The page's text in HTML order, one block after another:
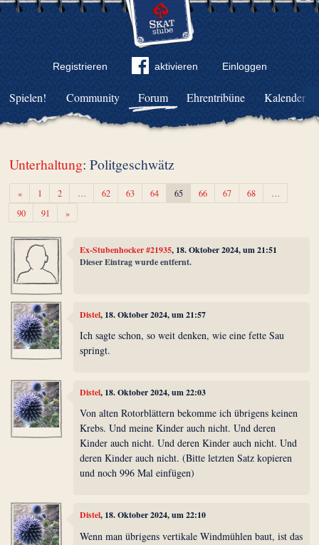
Registrieren aktivieren Einloggen
Community Forum Ehrentribüne Kalender
Spielen!
Unterhaltung: Politgeschwätz
«Zurück1 2 … 62 63 64 65 66 67 68
…
90
91 »Weiter
Ex-Stubenhocker #21935, 18. Oktober 2024, um 21:51
Dieser Eintrag wurde entfernt.
Distel, 18. Oktober 2024, um 21:57
Ich sagte schon, so weit denken, wie eine fette Sau
springt.
Distel, 18. Oktober 2024, um 22:03
Von alten Rotorblättern bekomme ich übrigens keinen
Krebs. Und meine Kinder auch nicht. Und deren
Kinder auch nicht. Und deren Kinder auch nicht. Und
deren Kinder auch nicht. (Bitte letzten Satz kopieren
und noch 996 Mal einfügen)
Distel, 18. Oktober 2024, um 22:10
Wenn man übrigens vertikale Windmühlen baut, ist das